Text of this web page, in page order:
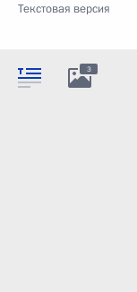
Текстовая версия
3